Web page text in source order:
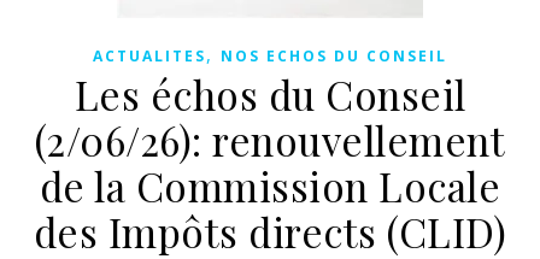
ACTUALITES, NOS ECHOS DU CONSEIL
Les échos du Conseil
(2/06/26): renouvellement
de la Commission Locale
des Impôts directs (CLID)